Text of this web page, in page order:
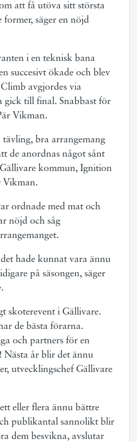
att få utöva sitt största
former, säger en nöjd
i en teknisk bana
succesivt ökade och blev
avgjordes via
gick till final. Snabbast för
Vikman.
bra arrangemang
de anordnas något sånt
kommun, Ignition
Vikman.
ordnade med mat och
nöjd och såg
hade kunnat vara ännu
på säsongen, säger
skoterevent i Gällivare.
de bästa förarna.
och partners för en
Nästa år blir det ännu
utvecklingschef Gällivare
eller flera ännu bättre
publikantal sannolikt blir
dem besvikna, avslutar